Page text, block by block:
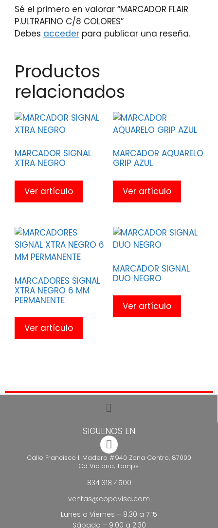
Sé el primero en valorar “MARCADOR FLAIR
P.ULTRAFINO C/8 COLORES”
Debes acceder para publicar una reseña.
Productos
relacionados
MARCADOR SIGNAL
XTRA NEGRO
Ver artículo
MARCADOR AQUARELO
GRIP AZUL
Ver artículo
MARCADORES SIGNAL
XTRA NEGRO 6 MM
PERMANENTE
Ver artículo
MARCADOR SIGNAL
DUO NEGRO
Ver artículo
SIGUENOS EN
Calle Francisco I. Madero #940 Zona Centro, 87000
Cd Victoria, Tamps.
834 318 4500
ventas@copavisa.com
Lunes a Viernes – 8:30 a 7:15
Sábado – 9:00 a 2:30